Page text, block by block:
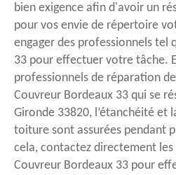
bien exigence afin d'avoir un
pour vos envie de répertoire
engager des professionnels tel
33 pour effectuer votre tâche.
professionnels de réparation
Couvreur Bordeaux 33 qui se
Gironde 33820, l’étanchéité et
toiture sont assurées pendant
cela, contactez directement
Couvreur Bordeaux 33 pour